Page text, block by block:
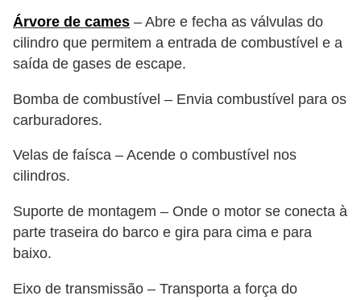
Árvore de cames – Abre e fecha as válvulas do
cilindro que permitem a entrada de combustível e a
saída de gases de escape.
Bomba de combustível – Envia combustível para os
carburadores.
Velas de faísca – Acende o combustível nos
cilindros.
Suporte de montagem – Onde o motor se conecta à
parte traseira do barco e gira para cima e para
baixo.
Eixo de transmissão – Transporta a força do
ã
o
S
e
g
n
ç
a
e